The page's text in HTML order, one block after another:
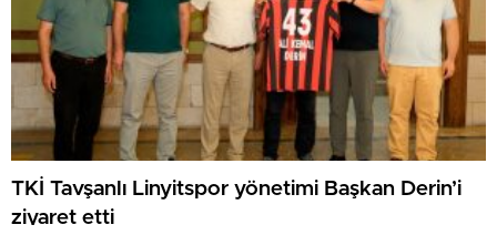
TKİ Tavşanlı Linyitspor yönetimi Başkan Derin’i
ziyaret etti